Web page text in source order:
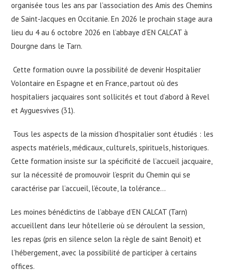
organisée tous les ans par l’association des Amis des Chemins
de Saint-Jacques en Occitanie. En 2026 le prochain stage aura
lieu du 4 au 6 octobre 2026 en l’abbaye d’EN CALCAT à
Dourgne dans le Tarn.
Cette formation ouvre la possibilité de devenir Hospitalier
Volontaire en Espagne et en France, partout où des
hospitaliers jacquaires sont sollicités et tout d’abord à Revel
et Ayguesvives (31).
Tous les aspects de la mission d’hospitalier sont étudiés : les
aspects matériels, médicaux, culturels, spirituels, historiques.
Cette formation insiste sur la spécificité de l’accueil jacquaire,
sur la nécessité de promouvoir l’esprit du Chemin qui se
caractérise par l’accueil, l’écoute, la tolérance…
Les moines bénédictins de l’abbaye d’EN CALCAT (Tarn)
accueillent dans leur hôtellerie où se déroulent la session,
les repas (pris en silence selon la règle de saint Benoit) et
l’hébergement, avec la possibilité de participer à certains
offices.